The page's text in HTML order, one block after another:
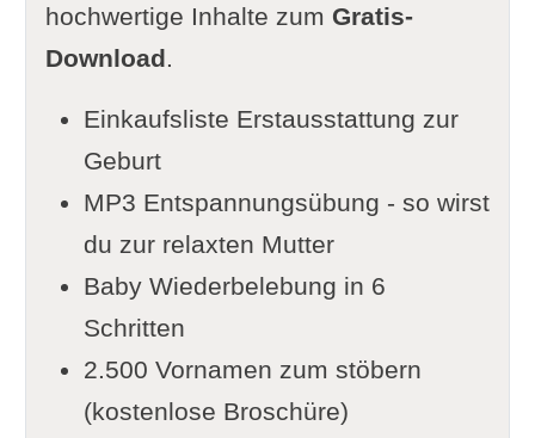
hochwertige Inhalte zum Gratis-
Download.
Einkaufsliste Erstausstattung zur
Geburt
MP3 Entspannungsübung - so wirst
du zur relaxten Mutter
Baby Wiederbelebung in 6
Schritten
2.500 Vornamen zum stöbern
(kostenlose Broschüre)